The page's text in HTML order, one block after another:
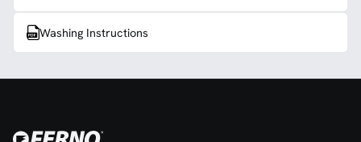
Washing Instructions